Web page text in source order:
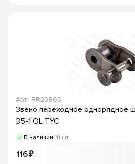
Арт.: RR20965
Звено переходное однорядное
35-1 OL TYC
В наличии: 11 шт
116 ₽